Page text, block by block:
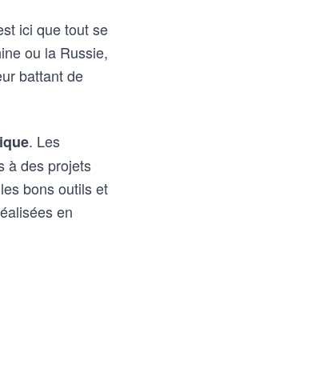
ici que tout se
ou la Russie,
battant de
. Les
à des projets
bons outils et
en